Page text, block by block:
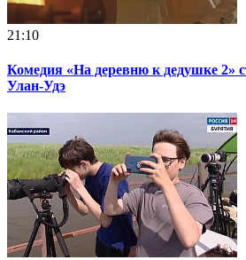
21:10
Комедия «На деревню к дедушке 2»
Улан‑Удэ